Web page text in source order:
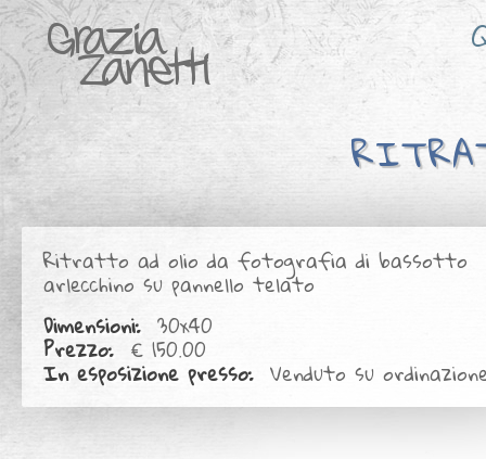
Ritratto ad olio da fotografia di bassotto
arlecchino su pannello telato
Dimensioni: 30x40
Prezzo: € 150.00
In esposizione presso: Venduto su